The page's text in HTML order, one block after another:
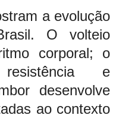
a evolução
O volteio
corporal; o
e
desenvolve
ao contexto